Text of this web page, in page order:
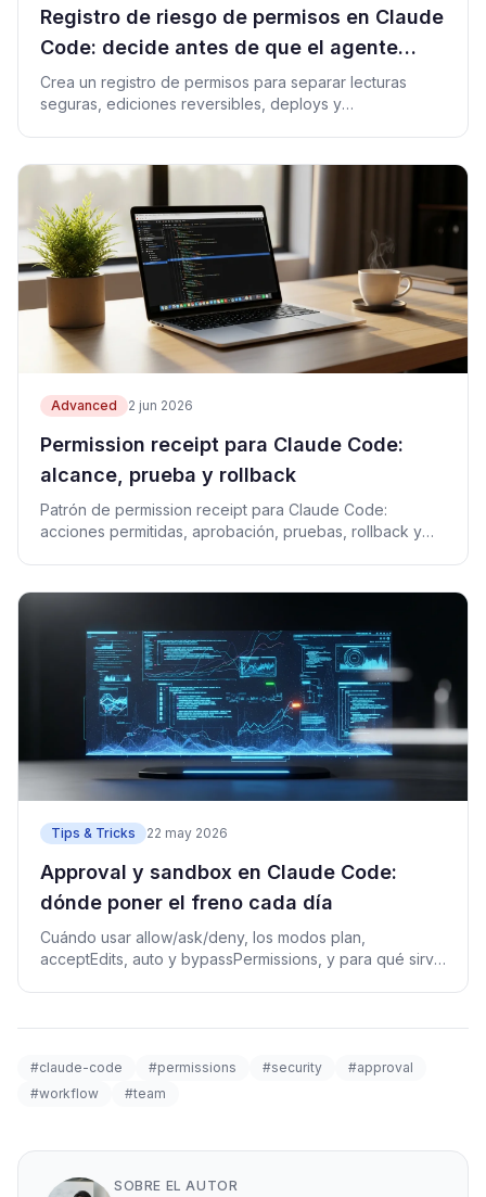
Registro de riesgo de permisos en Claude
Code: decide antes de que el agente
actúe
Crea un registro de permisos para separar lecturas
seguras, ediciones reversibles, deploys y
Advanced 2 jun 2026
Permission receipt para Claude Code:
alcance, prueba y rollback
Patrón de permission receipt para Claude Code:
acciones permitidas, aprobación, pruebas, rollback y
Tips & Tricks 22 may 2026
Approval y sandbox en Claude Code:
dónde poner el freno cada día
Cuándo usar allow/ask/deny, los modos plan,
acceptEdits, auto y bypassPermissions, y para qué sirve
#claude-code #permissions #security
#approval
#workflow
#team
SOBRE EL AUTOR